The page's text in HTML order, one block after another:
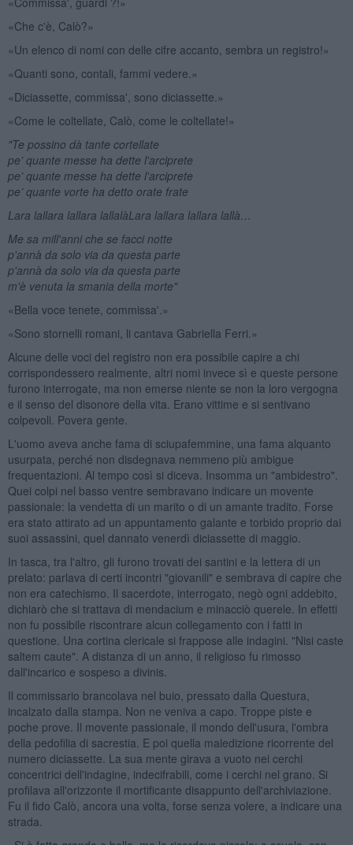
«Che c'è, Calò?»
«Un elenco di nomi con delle cifre accanto, sembra un registro!»
«Quanti sono, contali, fammi vedere.»
«Diciassette, commissa', sono diciassette.»
«Come le coltellate, Calò, come le coltellate!»
"Te possino dà tante cortellate
pe’ quante messe ha dette l'arciprete
pe’ quante messe ha dette l'arciprete
pe’ quante vorte ha detto orate frate
Lara lallara lallara lallalàLara lallara lallara lallà…
Me sa mill'anni che se facci notte
p'annà da solo via da questa parte
p'annà da solo via da questa parte
m'è venuta la smania della morte"
«Bella voce tenete, commissa'.»
«Sono stornelli romani, li cantava Gabriella Ferri.»
Alcune delle voci del registro non era possibile capire a chi
corrispondessero realmente, altri nomi invece sì e queste persone
furono interrogate, ma non emerse niente se non la loro vergogna
e il senso del disonore della vita. Erano vittime e si sentivano
colpevoli. Povera gente.
L'uomo aveva anche fama di sciupafemmine, una fama alquanto
usurpata, perché non disdegnava nemmeno più ambigue
frequentazioni. Al tempo così si diceva. Insomma un "ambidestro".
Quei colpi nel basso ventre sembravano indicare un movente
passionale: la vendetta di un marito o di un amante tradito. Forse
era stato attirato ad un appuntamento galante e torbido proprio dai
suoi assassini, quel dannato venerdì diciassette di maggio.
In tasca, tra l'altro, gli furono trovati dei santini e la lettera di un
prelato: parlava di certi incontri "giovanili" e sembrava di capire che
non era catechismo. Il sacerdote, interrogato, negò ogni addebito,
dichiarò che si trattava di mendacium e minacciò querele. In effetti
non fu possibile riscontrare alcun collegamento con i fatti in
questione. Una cortina clericale si frappose alle indagini. "Nisi caste
saltem caute". A distanza di un anno, il religioso fu rimosso
dall'incarico e sospeso a divinis.
Il commissario brancolava nel buio, pressato dalla Questura,
incalzato dalla stampa. Non ne veniva a capo. Troppe piste e
poche prove. Il movente passionale, il mondo dell'usura, l'ombra
della pedofilia di sacrestia. E poi quella maledizione ricorrente del
numero diciassette. La sua mente girava a vuoto nei cerchi
concentrici dell'indagine, indecifrabili, come i cerchi nel grano. Si
profilava all'orizzonte il mortificante disappunto dell'archiviazione.
Fu il fido Calò, ancora una volta, forse senza volere, a indicare una
strada.